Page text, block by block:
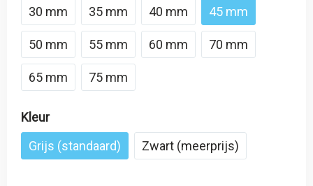
30 mm
35 mm 40 mm 45 mm
50 mm 55 mm 60 mm 70 mm
65 mm 75 mm
Kleur
Grijs (standaard)
Zwart (meerprijs)